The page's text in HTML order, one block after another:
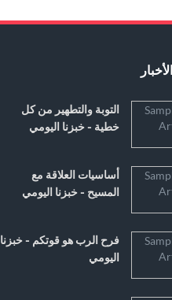
التوبة والتطهير من كل
خطية - خبزنا اليومي
أساسيات العلاقة مع
المسيح - خبزنا اليومي
فرح الرب هو قوتكم - خبزنا
اليومي